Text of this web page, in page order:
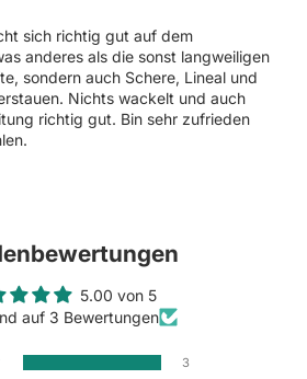
sich richtig gut auf dem
anderes als die sonst langweiligen
sondern auch Schere, Lineal und
Nichts wackelt und auch
richtig gut. Bin sehr zufrieden
5.00 von 5
auf 3 Bewertungen
3